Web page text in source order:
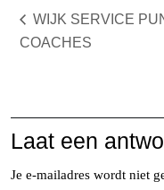
WIJK SERVICE
COACHES
Laat een
Je e-mailadres wordt niet